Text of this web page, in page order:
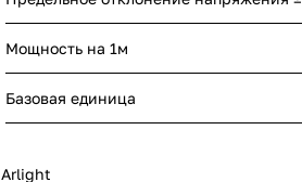
Мощность на 1м
Базовая единица
Arlight